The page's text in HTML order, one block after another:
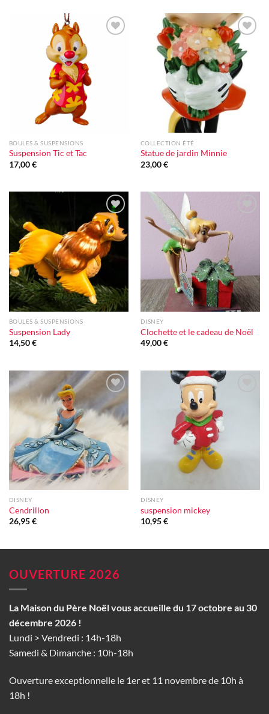
BOULES & SUSPENSIONS
Suspension Tic et Tac
17,00€
Ajouter
à la liste
d'envie
COLLECTION ÉTÉ
Statue de jardin Minnie
23,00€
Ajouter
à la liste
d'envie
BOULES & SUSPENSIONS
Suspension Lady
14,50€
à la liste
d'envie
DISNEY
Clochette et le cadeau de Noël
49,00€
Ajouter
à la liste
d'envie
DISNEY
Cendrillon
26,95€
DISNEY
suspension mickey
10,95€
OUVERTURE 2026
La Maison du Père Noël vous accueille du 17 octobre au 30
décembre 2026 !
Lundi > Vendredi : 14h-18h
Samedi & Dimanche : 10h-18h
Ouverture exceptionnelle le 1er et 11 novembre de 10h à
18h !